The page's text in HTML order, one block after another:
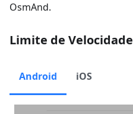
OsmAnd.
Limite de Velocidade
Android iOS